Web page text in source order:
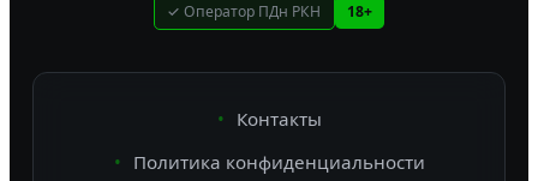
✓ Оператор ПДн РКН 18+
Контакты
Политика конфиденциальности